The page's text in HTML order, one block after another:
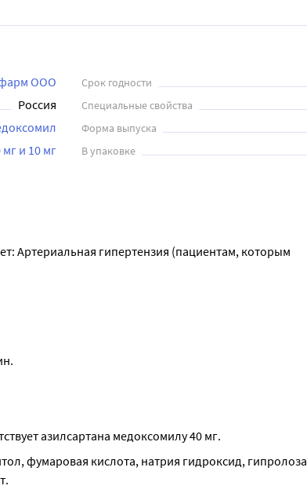
ООО Срок годности
Россия Специальные свойства
Форма выпуска
мг и 10 мг В упаковке
Артериальная гипертензия (пациентам, которым
азилсартана медоксомилу 40 мг.
фумаровая кислота, натрия гидроксид,